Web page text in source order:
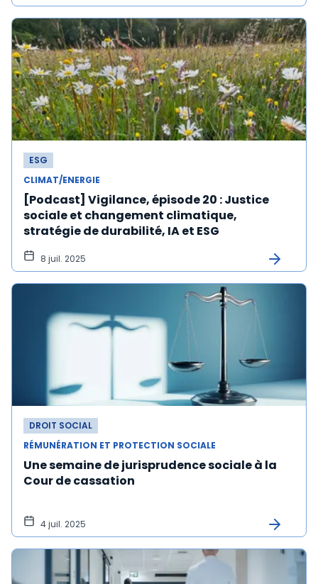
ESG
CLIMAT/ENERGIE
[Podcast] Vigilance, épisode 20 : Justice
sociale et changement climatique,
stratégie de durabilité, IA et ESG
8 juil. 2025
DROIT SOCIAL
RÉMUNÉRATION ET PROTECTION SOCIALE
Une semaine de jurisprudence sociale à la
Cour de cassation
4 juil. 2025